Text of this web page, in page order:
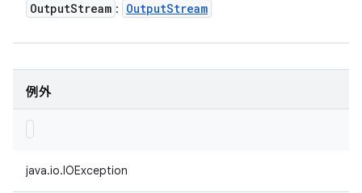
OutputStream : OutputStream
例外
java.io.IOException